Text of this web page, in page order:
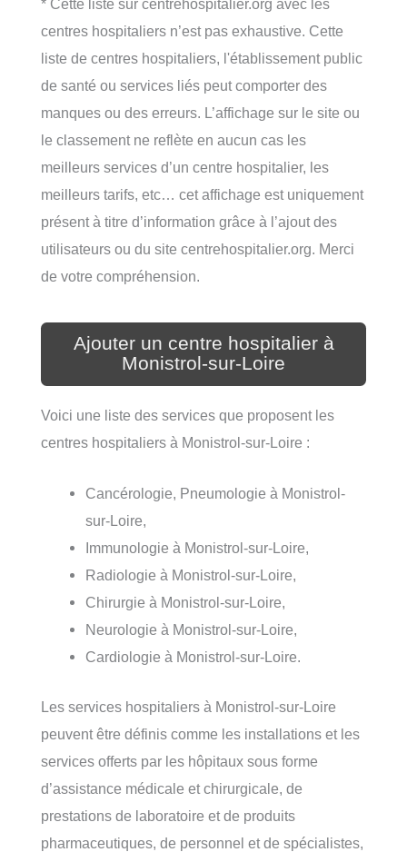
* Cette liste sur centrehospitalier.org avec les
centres hospitaliers n’est pas exhaustive. Cette
liste de centres hospitaliers, l'établissement public
de santé ou services liés peut comporter des
manques ou des erreurs. L’affichage sur le site ou
le classement ne reflète en aucun cas les
meilleurs services d’un centre hospitalier, les
meilleurs tarifs, etc… cet affichage est uniquement
présent à titre d’information grâce à l’ajout des
utilisateurs ou du site centrehospitalier.org. Merci
de votre compréhension.
Ajouter un centre hospitalier à
Monistrol-sur-Loire
Voici une liste des services que proposent les
centres hospitaliers à Monistrol-sur-Loire :
Cancérologie, Pneumologie à Monistrol-
sur-Loire,
Immunologie à Monistrol-sur-Loire,
Radiologie à Monistrol-sur-Loire,
Chirurgie à Monistrol-sur-Loire,
Neurologie à Monistrol-sur-Loire,
Cardiologie à Monistrol-sur-Loire.
Les services hospitaliers à Monistrol-sur-Loire
peuvent être définis comme les installations et les
services offerts par les hôpitaux sous forme
d’assistance médicale et chirurgicale, de
prestations de laboratoire et de produits
pharmaceutiques, de personnel et de spécialistes,